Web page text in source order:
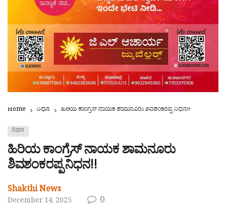
Home ನಿಧನ ಹಿರಿಯ ಕಾಂಗ್ರೆಸ್ ನಾಯಕ ಶಾಮನೂರು ಶಿವಶಂಕರಪ್ಪ ನಿಧನ!!
ನಿಧನ
ಹಿರಿಯ ಕಾಂಗ್ರೆಸ್ ನಾಯಕ ಶಾಮನೂರು
ಶಿವಶಂಕರಪ್ಪ ನಿಧನ!!
Shakthi News
December 14, 2025 0